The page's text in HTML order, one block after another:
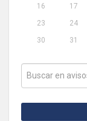
16
17
23
24
30
31